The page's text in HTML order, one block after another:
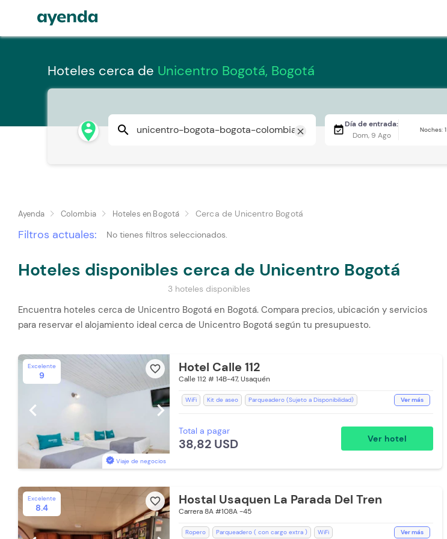
Hoteles cerca de Unicentro Bogotá, Bogotá
person_pin_circle search close event_availableDía de entrada:
Dom, 9 Ago
Noches: 1
Ayenda Colombia Hoteles en Bogotá Cerca de Unicentro Bogotá
Filtros actuales: No tienes filtros seleccionados.
Hoteles disponibles cerca de Unicentro Bogotá
3 hoteles disponibles
Encuentra hoteles cerca de Unicentro Bogotá en Bogotá. Compara precios, ubicación y servicios
para reservar el alojamiento ideal cerca de Unicentro Bogotá según tu presupuesto.
Excelente
9
favorite_border
Viaje de negocios
chevron_left chevron_right
Hotel Calle 112
Calle 112 # 14B-47, Usaquén
WiFi Kit de aseo
Parqueadero (Sujeto a Disponibilidad)
Desayuno (Cargo Extra)
Recepción de 24 horas
Ver más
Total a pagar
38,82 USD Ver hotel
Excelente
8.4
favorite_border Hostal Usaquen La Parada Del Tren
Carrera 8A #108A -45
Ropero Parqueadero ( con cargo extra )
WiFi
Ver más